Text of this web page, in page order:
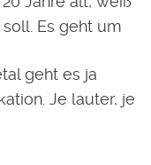
Es geht um
geht es ja
Je lauter, je